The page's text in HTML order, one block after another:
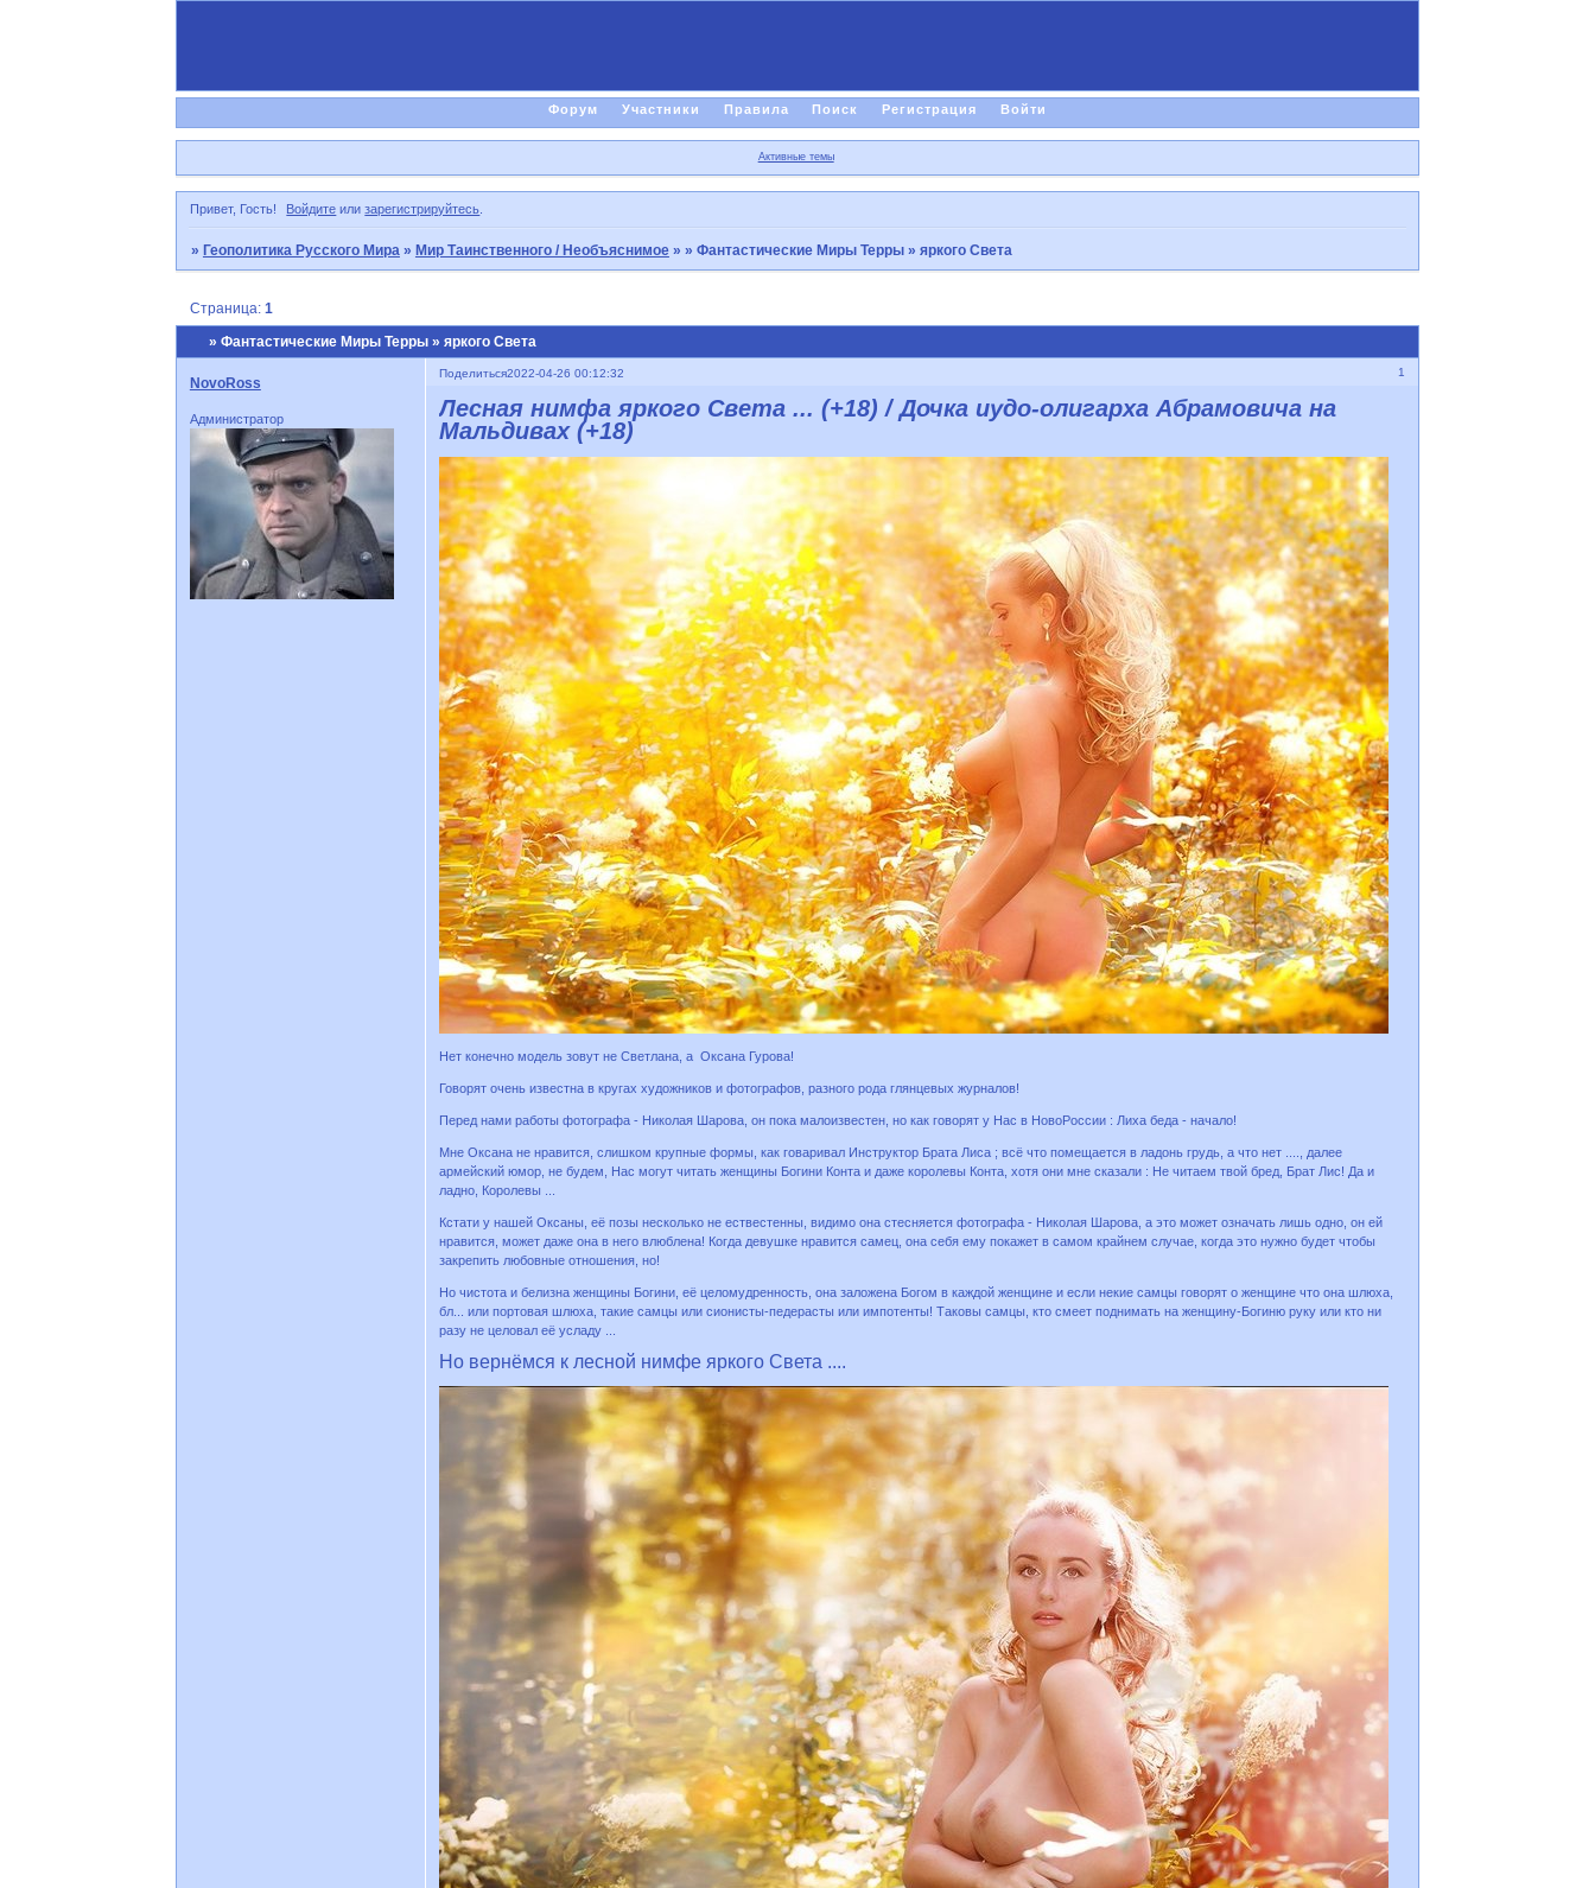
Форум Участники Правила Поиск Регистрация Войти
Активные темы
Привет, Гость! Войдите илизарегистрируйтесь.
» Геополитика Русского Мира » Мир Таинственного / Необъяснимое » » Фантастические Миры Терры » яркого Света
» Фантастические Миры Терры » яркого Света
Страница: 1
Поделиться 1
2022-04-26 00:12:32
NovoRoss
Администратор
Лесная нимфа яркого Света ... (+18) / Дочка иудо-олигарха Абрамовича на
Мальдивах (+18)
Нет конечно модель зовут не Светлана, а Оксана Гурова!
Говорят очень известна в кругах художников и фотографов, разного рода глянцевых журналов!
Перед нами работы фотографа - Николая Шарова, он пока малоизвестен, но как говорят у Нас в НовоРоссии : Лиха беда - начало!
Мне Оксана не нравится, слишком крупные формы, как говаривал Инструктор Брата Лиса ; всё что помещается в ладонь грудь, а что нет ...., далее
армейский юмор, не будем, Нас могут читать женщины Богини Конта и даже королевы Конта, хотя они мне сказали : Не читаем твой бред, Брат Лис! Да и
ладно, Королевы ...
Кстати у нашей Оксаны, её позы несколько не ествестенны, видимо она стесняется фотографа - Николая Шарова, а это может означать лишь одно, он ей
нравится, может даже она в него влюблена! Когда девушке нравится самец, она себя ему покажет в самом крайнем случае, когда это нужно будет чтобы
закрепить любовные отношения, но!
Но чистота и белизна женщины Богини, её целомудренность, она заложена Богом в каждой женщине и если некие самцы говорят о женщине что она шлюха,
бл... или портовая шлюха, такие самцы или сионисты-педерасты или импотенты! Таковы самцы, кто смеет поднимать на женщину-Богиню руку или кто ни
разу не целовал её усладу ...
Но вернёмся к лесной нимфе яркого Света ....